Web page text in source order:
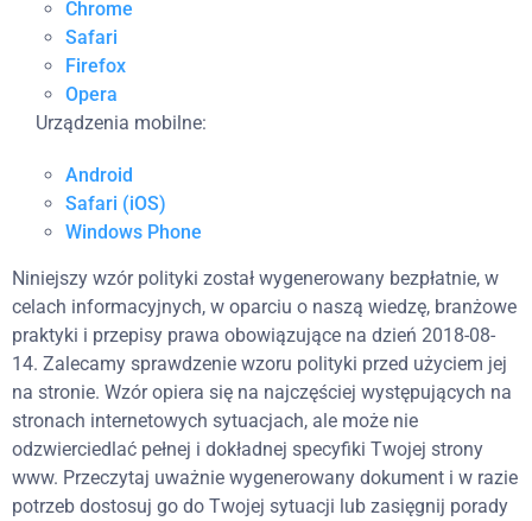
Chrome
Safari
Firefox
Opera
Urządzenia mobilne:
Android
Safari (iOS)
Windows Phone
Niniejszy wzór polityki został wygenerowany bezpłatnie, w
celach informacyjnych, w oparciu o naszą wiedzę, branżowe
praktyki i przepisy prawa obowiązujące na dzień 2018-08-
14. Zalecamy sprawdzenie wzoru polityki przed użyciem jej
na stronie. Wzór opiera się na najczęściej występujących na
stronach internetowych sytuacjach, ale może nie
odzwierciedlać pełnej i dokładnej specyfiki Twojej strony
www. Przeczytaj uważnie wygenerowany dokument i w razie
potrzeb dostosuj go do Twojej sytuacji lub zasięgnij porady